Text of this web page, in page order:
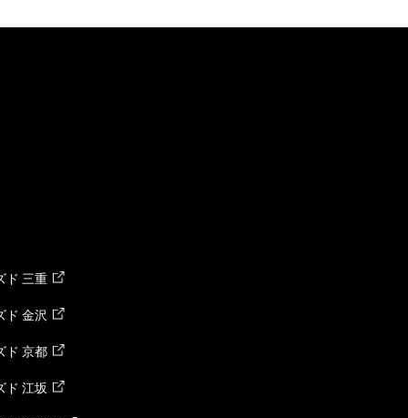
ド 三重
ド 金沢
ド 京都
ド 江坂